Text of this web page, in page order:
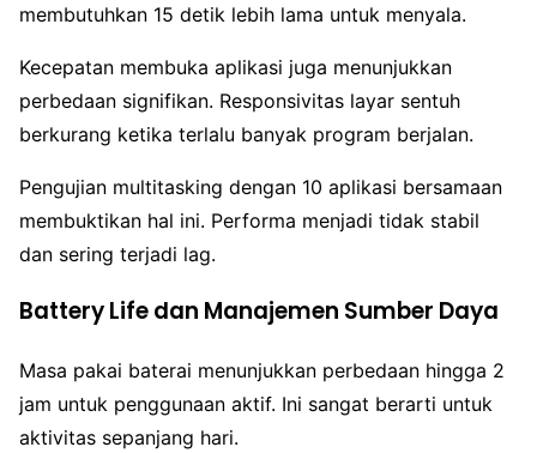
membutuhkan 15 detik lebih lama untuk menyala.
Kecepatan membuka aplikasi juga menunjukkan
perbedaan signifikan. Responsivitas layar sentuh
berkurang ketika terlalu banyak program berjalan.
Pengujian multitasking dengan 10 aplikasi bersamaan
membuktikan hal ini. Performa menjadi tidak stabil
dan sering terjadi lag.
Battery Life dan Manajemen Sumber Daya
Masa pakai baterai menunjukkan perbedaan hingga 2
jam untuk penggunaan aktif. Ini sangat berarti untuk
aktivitas sepanjang hari.